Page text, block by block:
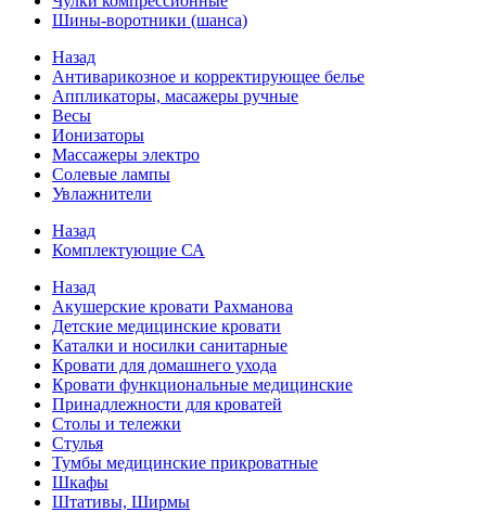
Шины-воротники (шанса)
Назад
Антиварикозное и корректирующее белье
Аппликаторы, масажеры ручные
Весы
Ионизаторы
Массажеры электро
Солевые лампы
Увлажнители
Назад
Комплектующие СА
Назад
Акушерские кровати Рахманова
Детские медицинские кровати
Каталки и носилки санитарные
Кровати для домашнего ухода
Кровати функциональные медицинские
Принадлежности для кроватей
Столы и тележки
Стулья
Тумбы медицинские прикроватные
Шкафы
Штативы, Ширмы